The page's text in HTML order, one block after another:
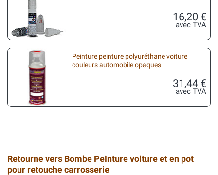
16,20 €
avec TVA
Peinture peinture polyuréthane voiture
couleurs automobile opaques
31,44 €
avec TVA
Retourne vers Bombe Peinture voiture et en pot
pour retouche carrosserie